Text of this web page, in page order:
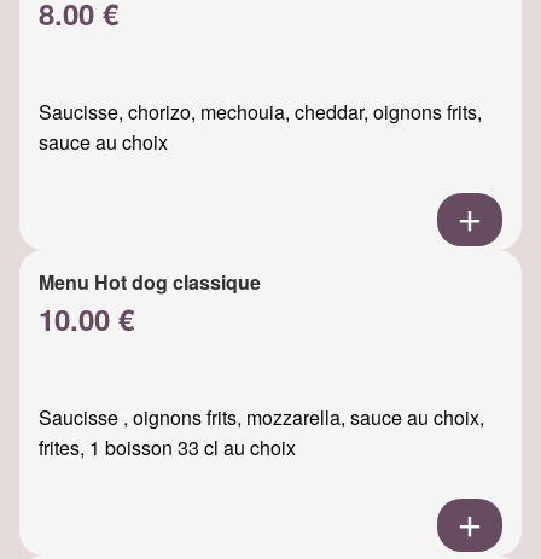
8.00 €
Saucisse, chorizo, mechouia, cheddar, oignons frits,
sauce au choix
Menu Hot dog classique
10.00 €
Saucisse , oignons frits, mozzarella, sauce au choix,
frites, 1 boisson 33 cl au choix